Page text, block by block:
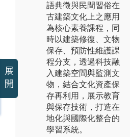
語典徵與民間習俗在
古建築文化上之應用
為核心素養課程，同
時以建築修復、文物
保存、預防性維護課
程分支，透過科技融
入建築空間與監測文
物，結合文化資產保
存再利用，展示教育
與保存技術，打造在
地化與國際化整合的
學習系統。
展
開